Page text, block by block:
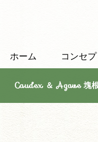
ホーム コンセプ
Caudex ＆ Agave 塊